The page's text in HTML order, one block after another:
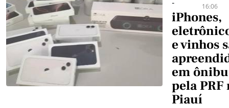
-
16:06
iPhones,
e vinhos
em
pela PRF
Piauí